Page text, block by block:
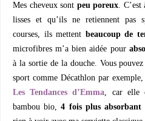
Mes cheveux sont peu poreux.
lisses et qu’ils ne retiennent pas
courses, ils mettent beaucoup de
microfibres m’a bien aidée pour
à la sortie de la douche. Vous
sport comme Décathlon par
Les Tendances d’Emma, car elle
bambou bio,4 fois plus absorbant